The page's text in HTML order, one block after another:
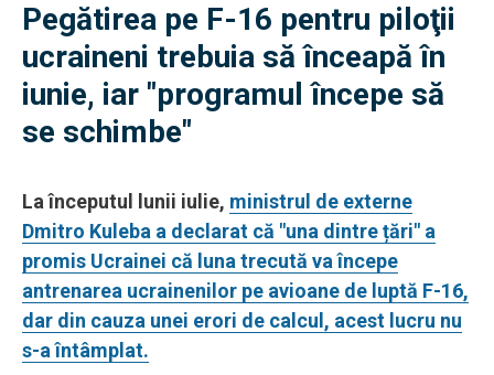
Pegătirea pe F-16 pentru piloţii
ucraineni trebuia să înceapă în
iunie, iar "programul începe să
se schimbe"
La începutul lunii iulie, ministrul de externe
Dmitro Kuleba a declarat că "una dintre țări" a
promis Ucrainei că luna trecută va începe
antrenarea ucrainenilor pe avioane de luptă F-16,
dar din cauza unei erori de calcul, acest lucru nu
s-a întâmplat.